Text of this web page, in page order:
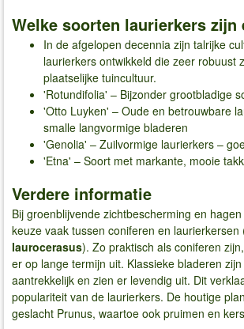
Welke soorten laurierkers zijn
In de afgelopen decennia zijn talrijke
laurierkers ontwikkeld die zeer robuust
plaatselijke tuincultuur.
'Rotundifolia' – Bijzonder grootbladige
'Otto Luyken' – Oude en betrouwbare
smalle langvormige bladeren
'Genolia' – Zuilvormige laurierkers –
'Etna' – Soort met markante, mooie
Verdere informatie
Bij groenblijvende zichtbescherming en
keuze vaak tussen coniferen en laurierkersen
laurocerasus). Zo praktisch als coniferen
er op lange termijn uit. Klassieke bladeren
aantrekkelijk en zien er levendig uit. Dit
populariteit van de laurierkers. De houtige
geslacht Prunus, waartoe ook pruimen en